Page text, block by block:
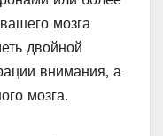
мозга
двойной
внимания, а
мозга.